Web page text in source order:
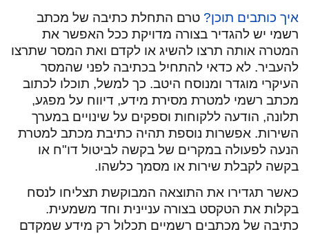
איך כותבים תוכן? טרם התחלת כתיבה של מכתב
רשמי יש להגדיר בצורה מדויקת ככל האפשר את
המטרה אותה תרצו להשיג או לקדם ואת המסר שתרצו
להעביר. לא כדאי להתחיל בכתיבה לפני שהמסר
העיקרי מוגדר ומנוסח היטב. כך למשל, תוכלו לכתוב
מכתב רשמי למטרת מסירת מידע, דיווח על מפגע,
תלונה, הודעה ללקוחות וספקים על שינויים במערך
השירות. אפשרות נוספת תהיה כתיבת מכתב למטרת
הנעה לפעולה במקרים של בקשה לביטול דו"ח או
בקשה לקבלת שירות או מסמך כלשהו.
כאשר תגדירו את התוצאה המבוקשת תצליחו לנסח
בקלות את הטקסט בצורה עניינית וחד משמעית.
כתיבה של מכתבים רשמיים תכלול רק מידע שמקדם